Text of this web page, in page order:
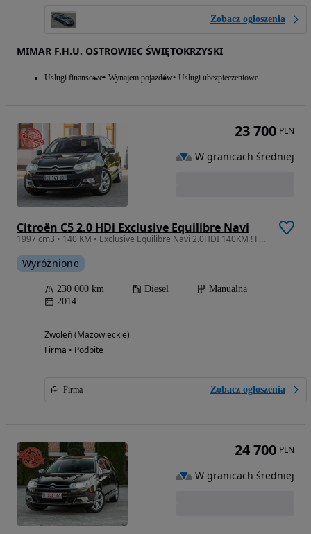
Zobacz ogłoszenia
MIMAR F.H.U. OSTROWIEC ŚWIĘTOKRZYSKI
Usługi finansowe Wynajem pojazdów Usługi ubezpieczeniowe
Citroën C5 2.0 HDi Exclusive Equilibre Navi
1997 cm3 • 140 KM • Exclusive Equilibre Navi 2.0HDI 140KM ! Full Opcja ! Super Stan !
Wyróżnione
230 000 km Diesel
Manualna
2014
Zwoleń (Mazowieckie)
Firma • Podbite
Firma Zobacz ogłoszenia
23 700 PLN
W granicach średniej
24 700 PLN
W granicach średniej